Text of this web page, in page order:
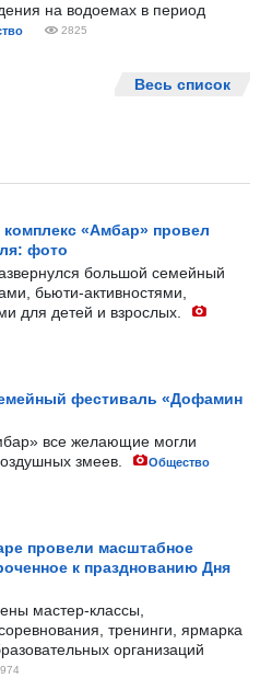
на водоемах в период
2825
Весь список
«Амбар» провел
фото
большой семейный
бьюти-активностями,
для детей и взрослых.
фестиваль «Дофамин
все желающие могли
змеев.
Общество
провели масштабное
к празднованию Дня
мастер-классы,
тренинги, ярмарка
организаций